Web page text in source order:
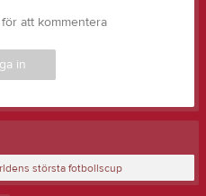
att kommentera
in
största fotbollscup